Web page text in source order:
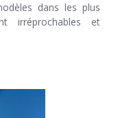
dans les plus
irréprochables et